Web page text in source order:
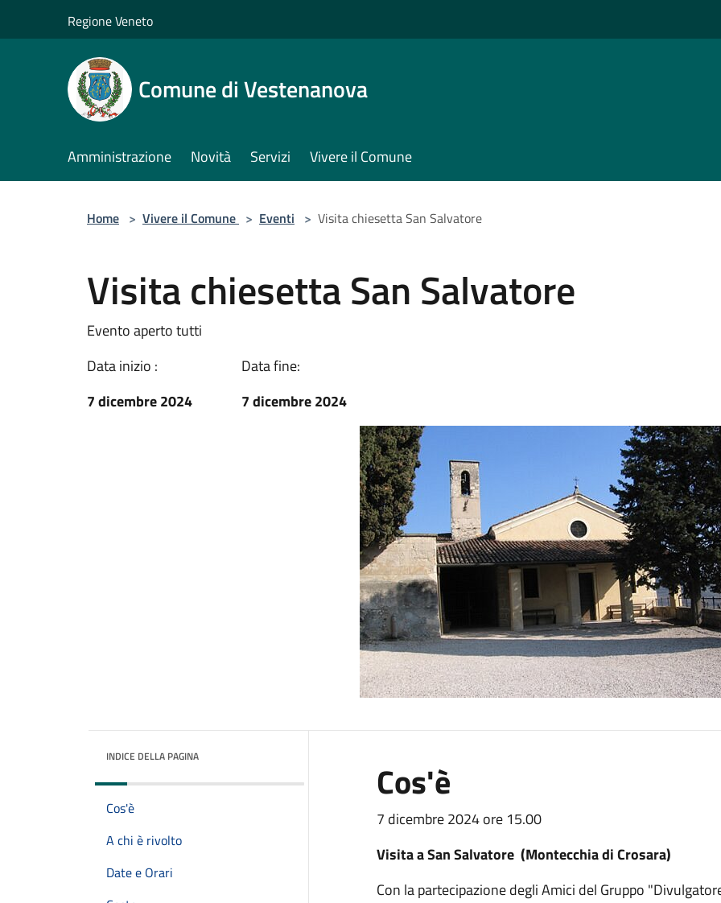
Regione Veneto
Comune di Vestenanova
Amministrazione Novità Servizi Vivere il Comune
Home > Vivere il Comune > Eventi > Visita chiesetta San Salvatore
Visita chiesetta San Salvatore
Evento aperto tutti
Data inizio :
7 dicembre 2024
Data fine:
7 dicembre 2024
INDICE DELLA PAGINA
Cos'è
A chi è rivolto
Date e Orari
Cos'è
7 dicembre 2024 ore 15.00
Visita a San Salvatore (Montecchia di Crosara)
Con la partecipazione degli Amici del Gruppo